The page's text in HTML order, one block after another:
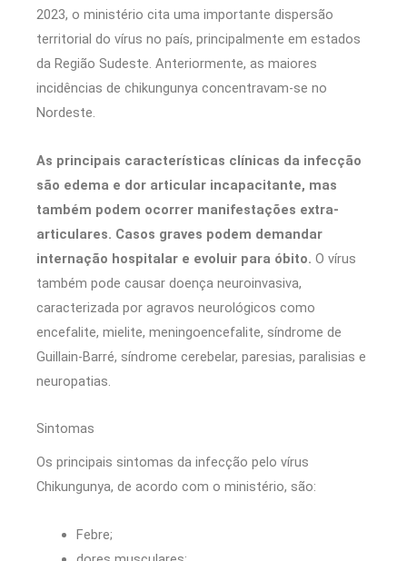
2023, o ministério cita uma importante dispersão
territorial do vírus no país, principalmente em estados
da Região Sudeste. Anteriormente, as maiores
incidências de chikungunya concentravam-se no
Nordeste.
As principais características clínicas da infecção
são edema e dor articular incapacitante, mas
também podem ocorrer manifestações extra-
articulares. Casos graves podem demandar
internação hospitalar e evoluir para óbito. O vírus
também pode causar doença neuroinvasiva,
caracterizada por agravos neurológicos como
encefalite, mielite, meningoencefalite, síndrome de
Guillain-Barré, síndrome cerebelar, paresias, paralisias e
neuropatias.
Sintomas
Os principais sintomas da infecção pelo vírus
Chikungunya, de acordo com o ministério, são:
Febre;